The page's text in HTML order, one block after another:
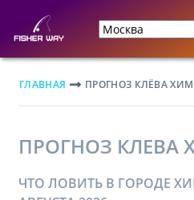
ГЛАВНАЯ ПРОГНОЗ КЛЁВА
ПРОГНОЗ КЛЕВА
ЧТО ЛОВИТЬ В ГОРОДЕ